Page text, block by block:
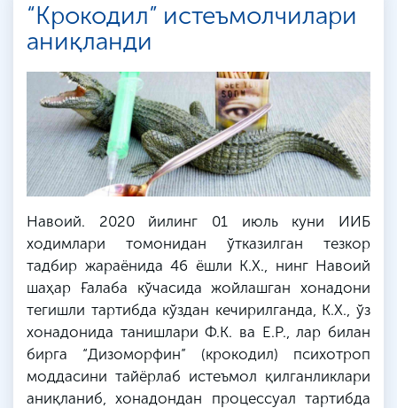
“Крокодил” истеъмолчилари
аниқланди
Навоий. 2020 йилинг 01 июль куни ИИБ
ходимлари томонидан ўтказилган тезкор
тадбир жараёнида 46 ёшли К.Х., нинг Навоий
шаҳар Ғалаба кўчасида жойлашган хонадони
тегишли тартибда кўздан кечирилганда, К.Х., ўз
хонадонида танишлари Ф.К. ва Е.Р., лар билан
бирга “Дизоморфин” (крокодил) психотроп
моддасини тайёрлаб истеъмол қилганликлари
аниқланиб, хонадондан процессуал тартибда